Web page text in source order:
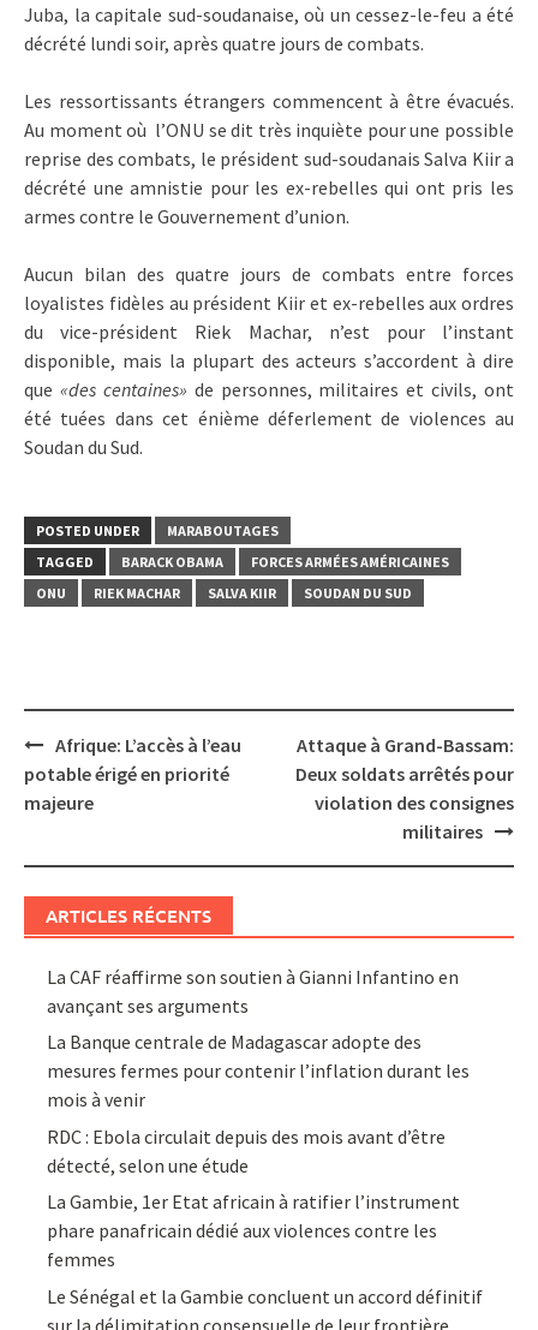
Juba, la capitale sud-soudanaise, où un cessez-le-feu a été
décrété lundi soir, après quatre jours de combats.
Les ressortissants étrangers commencent à être évacués.
Au moment où l’ONU se dit très inquiète pour une possible
reprise des combats, le président sud-soudanais Salva Kiir a
décrété une amnistie pour les ex-rebelles qui ont pris les
armes contre le Gouvernement d’union.
Aucun bilan des quatre jours de combats entre forces
loyalistes fidèles au président Kiir et ex-rebelles aux ordres
du vice-président Riek Machar, n’est pour l’instant
disponible, mais la plupart des acteurs s’accordent à dire
que «des centaines» de personnes, militaires et civils, ont
été tuées dans cet énième déferlement de violences au
Soudan du Sud.
POSTED UNDER
MARABOUTAGES
TAGGED
BARACK OBAMA
FORCES ARMÉES AMÉRICAINES
ONU
RIEK MACHAR SALVA KIIR SOUDAN DU SUD
Post
navigation
Afrique: L’accès à l’eau
potable érigé en priorité
majeure
Attaque à Grand-Bassam:
Deux soldats arrêtés pour
violation des consignes
militaires
ARTICLES RÉCENTS
La CAF réaffirme son soutien à Gianni Infantino en
avançant ses arguments
La Banque centrale de Madagascar adopte des
mesures fermes pour contenir l’inflation durant les
mois à venir
RDC : Ebola circulait depuis des mois avant d’être
détecté, selon une étude
La Gambie, 1er Etat africain à ratifier l’instrument
phare panafricain dédié aux violences contre les
femmes
Le Sénégal et la Gambie concluent un accord définitif
sur la délimitation consensuelle de leur frontière